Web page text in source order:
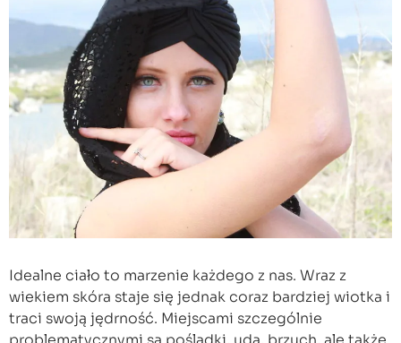
Idealne ciało to marzenie każdego z nas. Wraz z
wiekiem skóra staje się jednak coraz bardziej wiotka i
traci swoją jędrność. Miejscami szczególnie